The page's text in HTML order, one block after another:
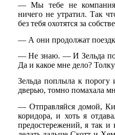
— Мы тебе не
ничего не утратил. Так
без тебя охотятся за
— А они продолжат
— Не знаю. — И Зельда
Да и какое мне дело?
Зельда поплыла к
дверью, томно помахала
— Отправляйся домой,
коридора, и хоть я
предостережений, я так